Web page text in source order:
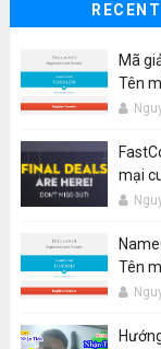
RECENT
Mã
Tên
mại
Tên